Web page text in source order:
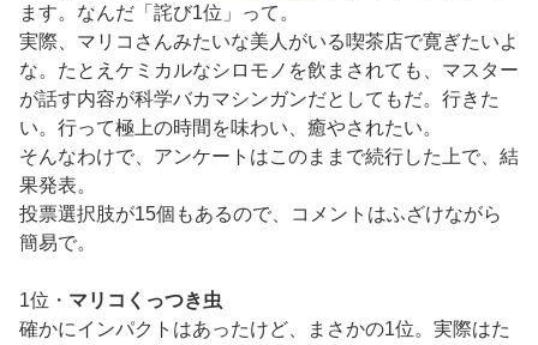
ます。なんだ「詫び1位」って。
実際、マリコさんみたいな美人がいる喫茶店で寛ぎたいよ
な。たとえケミカルなシロモノを飲まされても、マスター
が話す内容が科学バカマシンガンだとしてもだ。行きた
い。行って極上の時間を味わい、癒やされたい。
そんなわけで、アンケートはこのままで続行した上で、結
果発表。
投票選択肢が15個もあるので、コメントはふざけながら
簡易で。
1位・ マリコくっつき虫
確かにインパクトはあったけど、まさかの1位。実際はた